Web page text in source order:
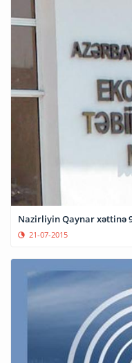
Nazirliyin Qaynar xəttinə
21-07-2015